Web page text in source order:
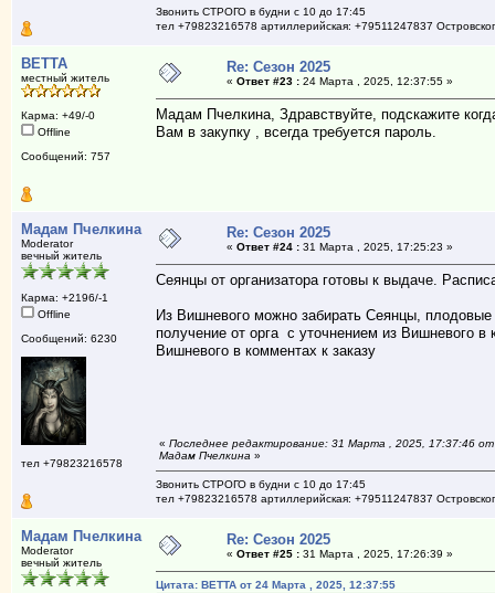
Звонить СТРОГО в будни с 10 до 17:45
тел +79823216578 артиллерийская: +79511247837
BETTA
местный житель
Карма: +49/-0
Offline
Сообщений: 757
Re: Сезон 2025
« Ответ #23 :24 Марта , 2025, 12:37:55 »
Мадам Пчелкина, Здравствуйте, подскажите
Вам в закупку , всегда требуется пароль.
Мадам Пчелкина
Moderator
вечный житель
Карма: +2196/-1
Offline
Сообщений: 6230
тел +79823216578
Re: Сезон 2025
« Ответ #24 :31 Марта , 2025, 17:25:23 »
Сеянцы от организатора готовы к выдаче.
Из Вишневого можно забирать Сеянцы,
получение от орга с уточнением из Вишневого
Вишневого в комментах к заказу
« Последнее редактирование: 31 Марта , 2025, 17:37:46 от
Мадам Пчелкина »
Звонить СТРОГО в будни с 10 до 17:45
тел +79823216578 артиллерийская: +79511247837
Мадам Пчелкина
Moderator
вечный житель
Re: Сезон 2025
« Ответ #25 :31 Марта , 2025, 17:26:39 »
Цитата: BETTA от 24 Марта , 2025, 12:37:55